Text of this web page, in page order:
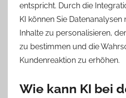
entspricht. Durch die
KI können Sie
Inhalte zu personalisieren,
zu bestimmen und die
Kundenreaktion zu erhöhen.
Wie kann KI bei